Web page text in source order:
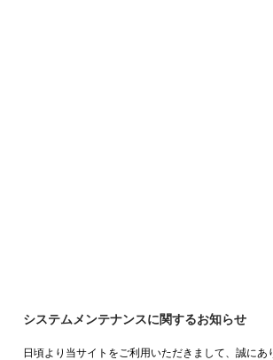
システムメンテナンスに関するお知らせ
日頃より当サイトをご利用いただきまして、誠にあ